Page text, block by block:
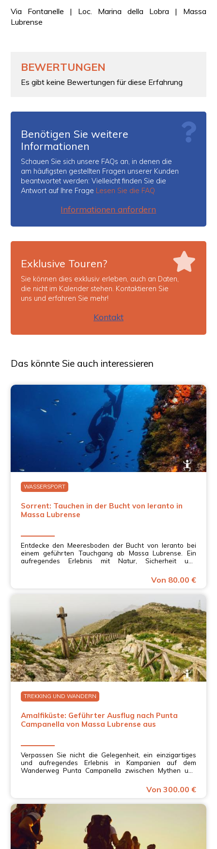
Via Fontanelle | Loc. Marina della Lobra | Massa
Lubrense
BEWERTUNGEN
Es gibt keine Bewertungen für diese Erfahrung
Benötigen Sie weitere
Informationen
Schauen Sie sich unsere FAQs an, in denen die
am häufigsten gestellten Fragen unserer Kunden
beantwortet werden: Vielleicht finden Sie die
Antwort auf Ihre Frage Lesen Sie die FAQ
Informationen anfordern
Exklusive Touren?
Sie können dies exklusiv erleben, auch an Daten,
die nicht im Kalender stehen. Kontaktieren Sie
uns und erfahren Sie mehr!
Kontakt
Das könnte Sie auch interessieren
WASSERSPORT
Sorrent: Tauchen in der Bucht von Ieranto in
Massa Lubrense
Entdecke den Meeresboden der Bucht von Ieranto bei
einem geführten Tauchgang ab Massa Lubrense. Ein
aufregendes Erlebnis mit Natur, Sicherheit und
Von 80.00 €
TREKKING UND WANDERN
Amalfiküste: Geführter Ausflug nach Punta
Campanella von Massa Lubrense aus
Verpassen Sie nicht die Gelegenheit, ein einzigartiges
und aufregendes Erlebnis in Kampanien auf dem
Wanderweg Punta Campanella zwischen Mythen und
Von 300.00 €